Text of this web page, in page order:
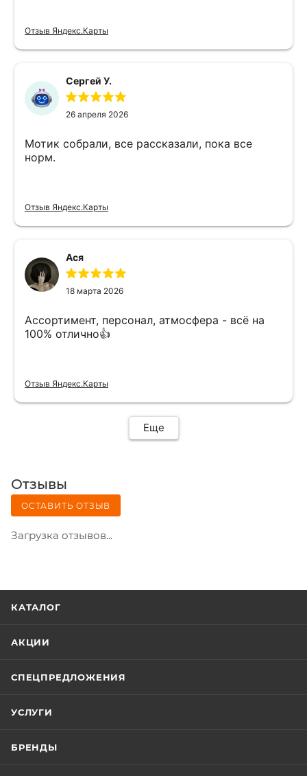
Отзыв Яндекс.Карты
Сергей У.
26 апреля 2026
Мотик собрали, все рассказали, пока все
норм.
Отзыв Яндекс.Карты
Ася
18 марта 2026
Ассортимент, персонал, атмосфера - всё на
100% отлично👍
Отзыв Яндекс.Карты
Еще
Отзывы
ОСТАВИТЬ ОТЗЫВ
Загрузка отзывов...
КАТАЛОГ
АКЦИИ
СПЕЦПРЕДЛОЖЕНИЯ
УСЛУГИ
БРЕНДЫ